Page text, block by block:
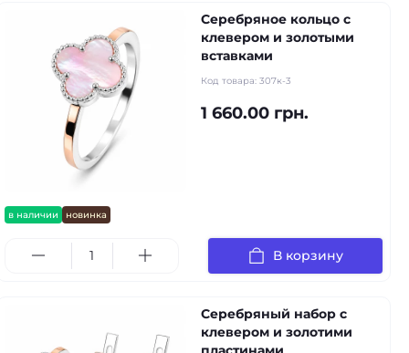
в наличии новинка
Серебряное кольцо с
клевером и золотыми
вставками
Код товара: 307к-3
1 660.00 грн.
В корзину
Серебряный набор с
клевером и золотими